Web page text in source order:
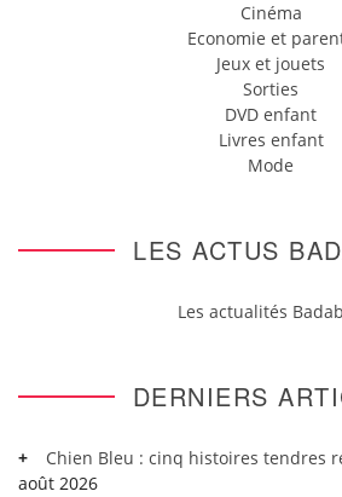
Cinéma
Economie et
Jeux et jouets
Sorties
DVD enfant
Livres enfant
Mode
LES ACTUS
Les actualités
DERNIERS
Chien Bleu : cinq histoires tendres
août 2026